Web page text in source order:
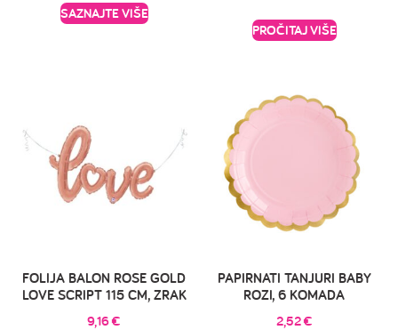
SAZNAJTE VIŠE
PROČITAJ VIŠE
FOLIJA BALON ROSE GOLD
LOVE SCRIPT 115 CM, ZRAK
9,16€
PAPIRNATI TANJURI BABY
ROZI, 6 KOMADA
2,52€